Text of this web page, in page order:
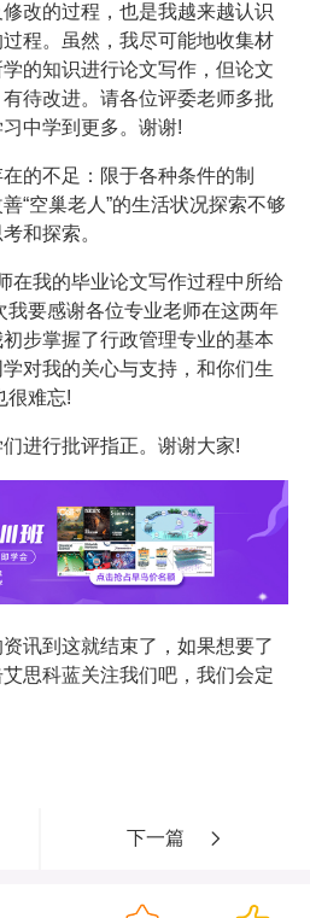
的过程，也是我越来越认识
程。虽然，我尽可能地收集材
的知识进行论文写作，但论文
待改进。请各位评委老师多批
中学到更多。谢谢!
不足：限于各种条件的制
“空巢老人”的生活状况探索不够
和探索。
我的毕业论文写作过程中所给
我要感谢各位专业老师在这两年
步掌握了行政管理专业的基本
对我的关心与支持，和你们生
很难忘!
行批评指正。谢谢大家!
讯到这就结束了，如果想要了
思科蓝关注我们吧，我们会定
下一篇